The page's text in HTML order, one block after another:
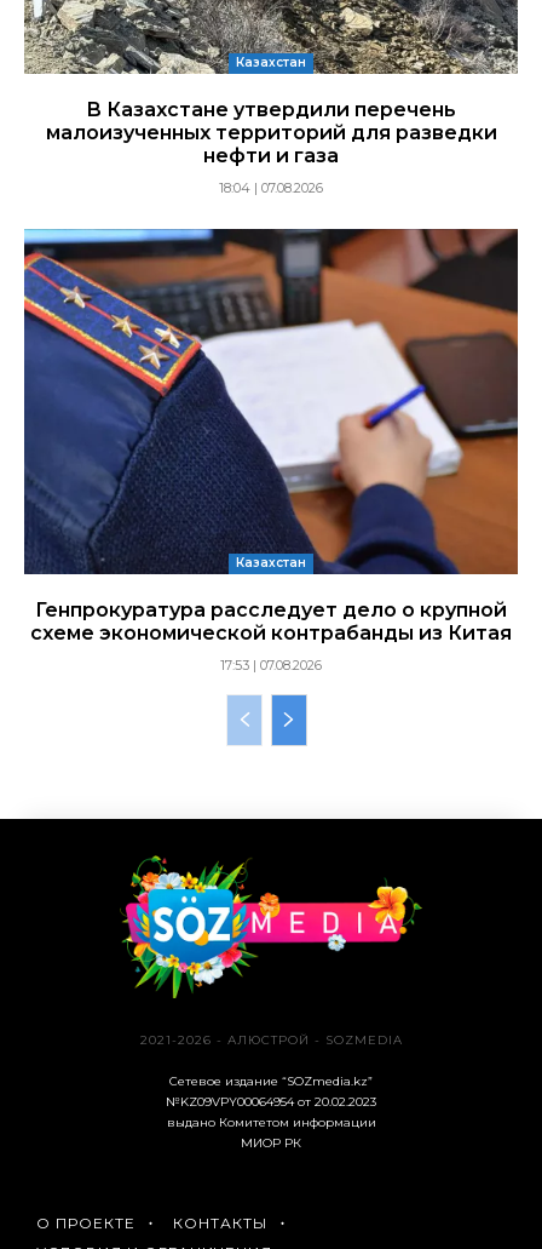
Казахстан
В Казахстане утвердили перечень
малоизученных территорий для разведки
нефти и газа
18:04 | 07.08.2026
Казахстан
Генпрокуратура расследует дело о крупной
схеме экономической контрабанды из Китая
17:53 | 07.08.2026
2021-2026 - АЛЮСТРОЙ - SOZMEDIA
Сетевое издание “SOZmedia.kz”
№KZ09VPY00064954 от 20.02.2023
выдано Комитетом информации
МИОР РК
О ПРОЕКТЕ
КОНТАКТЫ